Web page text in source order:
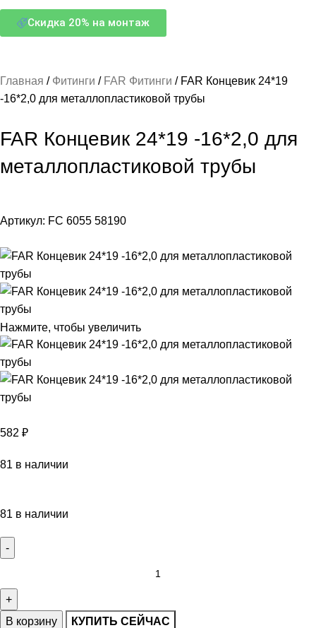
Скидка 20% на монтаж
Главная Фитинги FAR Фитинги
FAR Концевик 24*19
-16*2,0 для металлопластиковой трубы
FAR Концевик 24*19 -16*2,0 для
металлопластиковой трубы
Артикул: FC 6055 58190
Нажмите, чтобы увеличить
582 ₽
81 в наличии
81 в наличии
В корзину КУПИТЬ СЕЙЧАС